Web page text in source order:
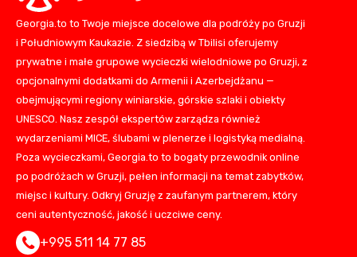
Georgia.to to Twoje miejsce docelowe dla podróży po Gruzji
i Południowym Kaukazie. Z siedzibą w Tbilisi oferujemy
prywatne i małe grupowe wycieczki wielodniowe po Gruzji, z
opcjonalnymi dodatkami do Armenii i Azerbejdżanu —
obejmującymi regiony winiarskie, górskie szlaki i obiekty
UNESCO. Nasz zespół ekspertów zarządza również
wydarzeniami MICE, ślubami w plenerze i logistyką medialną.
Poza wycieczkami, Georgia.to to bogaty przewodnik online
po podróżach w Gruzji, pełen informacji na temat zabytków,
miejsc i kultury. Odkryj Gruzję z zaufanym partnerem, który
ceni autentyczność, jakość i uczciwe ceny.
+995 511 14 77 85